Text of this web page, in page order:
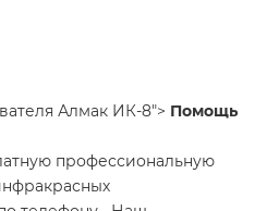
Алмак ИК-8"> Помощь
профессиональную